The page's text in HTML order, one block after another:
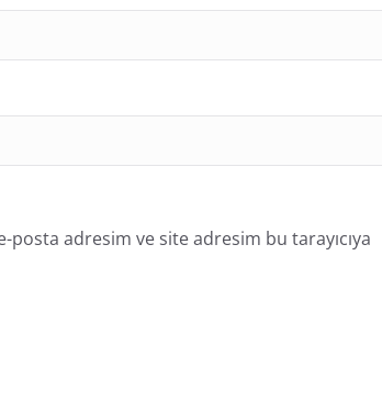
posta adresim ve site adresim bu tarayıcıya